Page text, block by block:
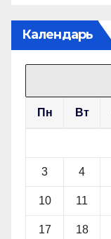
Календарь
Пн Вт
3 4
10 11
17 18